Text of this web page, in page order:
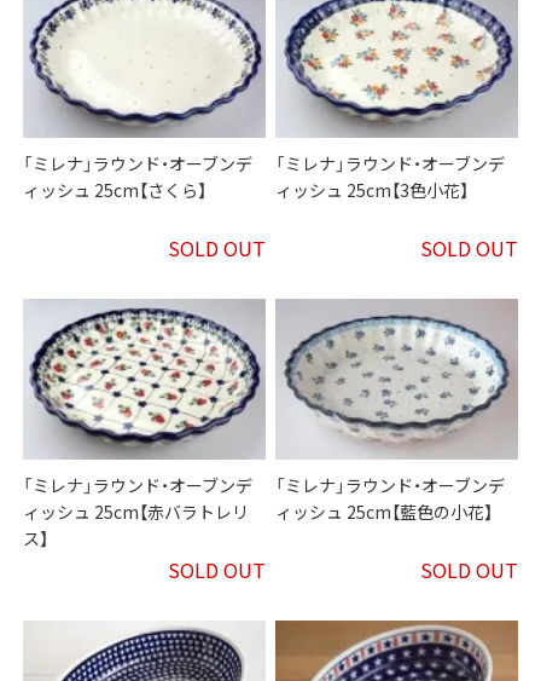
「ミレナ」ラウンド・オーブンデ
ィッシュ 25cm【さくら】
SOLD OUT
「ミレナ」ラウンド・オーブンデ
ィッシュ 25cm【3色小花】
SOLD OUT
「ミレナ」ラウンド・オーブンデ
ィッシュ 25cm【赤バラトレリ
ス】
SOLD OUT
「ミレナ」ラウンド・オーブンデ
ィッシュ 25cm【藍色の小花】
SOLD OUT